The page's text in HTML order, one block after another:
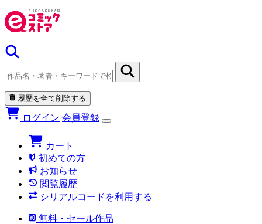
履歴を全て削除する
ログイン 会員登録
カート
初めての方
お知らせ
閲覧履歴
シリアルコードを利用する
無料・セール作品